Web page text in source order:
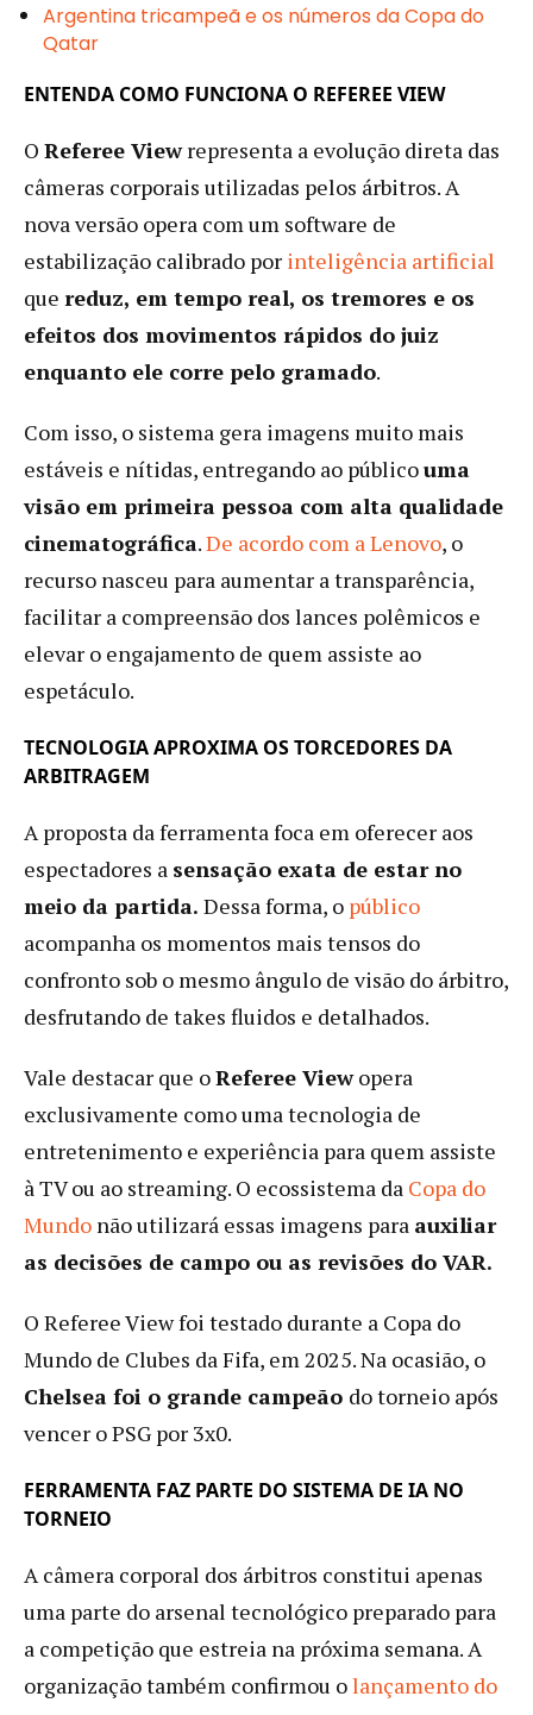
Argentina tricampeã e os números da Copa do
Qatar
ENTENDA COMO FUNCIONA O REFEREE VIEW
O Referee Viewrepresenta a evolução direta das
câmeras corporais utilizadas pelos árbitros. A
nova versão opera com um software de
estabilização calibrado por inteligência artificial
que reduz, em tempo real, os tremores e os
efeitos dos movimentos rápidos do juiz
enquanto ele corre pelo gramado.
Com isso, o sistema gera imagens muito mais
estáveis e nítidas, entregando ao públicouma
visão em primeira pessoa com alta qualidade
cinematográfica.De acordo com a Lenovo, o
recurso nasceu para aumentar a transparência,
facilitar a compreensão dos lances polêmicos e
elevar o engajamento de quem assiste ao
espetáculo.
TECNOLOGIA APROXIMA OS TORCEDORES DA
ARBITRAGEM
A proposta da ferramenta foca em oferecer aos
espectadores a sensação exata de estar no
meio da partida. Dessa forma, o público
acompanha os momentos mais tensos do
confronto sob o mesmo ângulo de visão do árbitro,
desfrutando de takes fluidos e detalhados.
Vale destacar que oReferee Viewopera
exclusivamente como uma tecnologia de
entretenimento e experiência para quem assiste
à TV ou ao streaming. O ecossistema da Copa do
Mundo não utilizará essas imagens para auxiliar
as decisões de campo ou as revisões do VAR.
O Referee View foi testado durante a Copa do
Mundo de Clubes da Fifa, em 2025. Na ocasião, o
Chelsea foi o grande campeão do torneio após
vencer o PSG por 3x0.
FERRAMENTA FAZ PARTE DO SISTEMA DE IA NO
TORNEIO
A câmera corporal dos árbitros constitui apenas
uma parte do arsenal tecnológico preparado para
a competição que estreia na próxima semana. A
organização também confirmou olançamento do